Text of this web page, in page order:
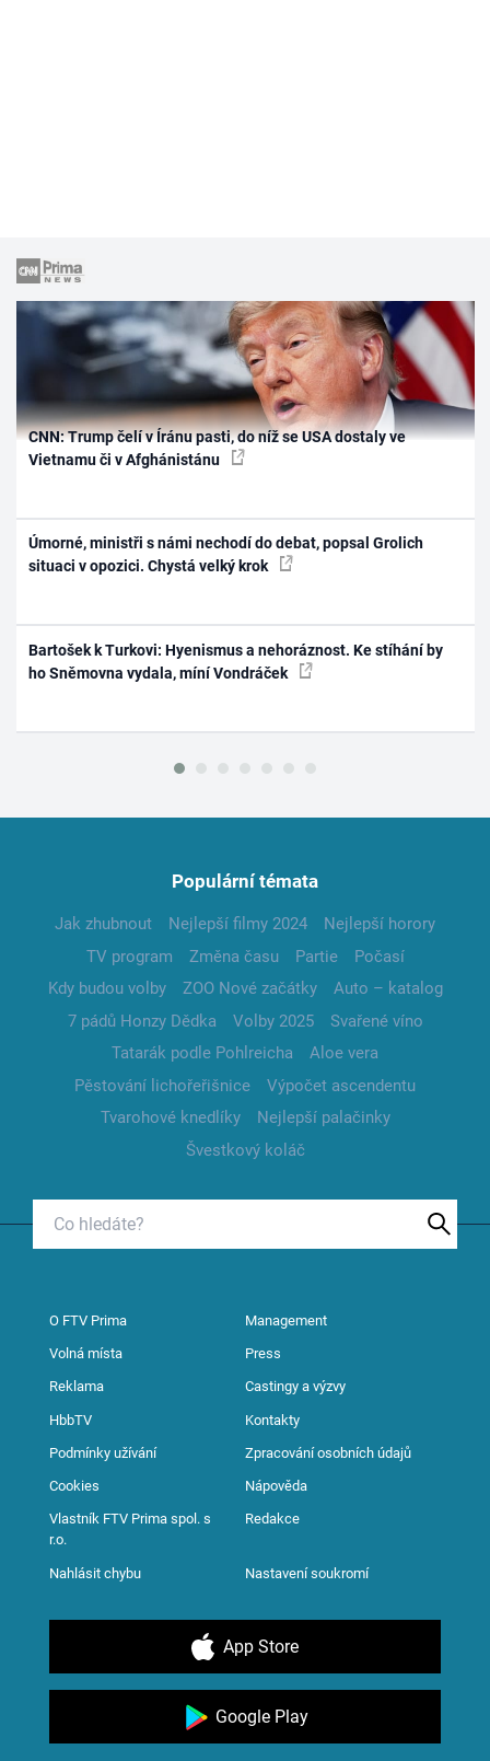
CNN: Trump čelí v Íránu pasti, do níž se USA dostaly ve
Vietnamu či v Afghánistánu
Úmorné, ministři s námi nechodí do debat, popsal Grolich
situaci v opozici. Chystá velký krok
Bartošek k Turkovi: Hyenismus a nehoráznost. Ke stíhání by
ho Sněmovna vydala, míní Vondráček
Populární témata
Jak zhubnout Nejlepší filmy 2024
Nejlepší horory
TV program
Změna času Partie
Počasí
Kdy budou volby
ZOO Nové začátky
Auto – katalog
7 pádů Honzy Dědka
Volby 2025
Svařené víno
Tatarák podle Pohlreicha
Aloe vera
Pěstování lichořeřišnice
Výpočet ascendentu
Tvarohové knedlíky
Nejlepší palačinky
Švestkový koláč
O FTV Prima Management
Volná místa Press
Reklama Castingy a výzvy
HbbTV Kontakty
Podmínky užívání Zpracování osobních údajů
Cookies Nápověda
Vlastník FTV Prima spol. s
r.o.
Redakce
Nahlásit chybu Nastavení soukromí
App Store
Google Play